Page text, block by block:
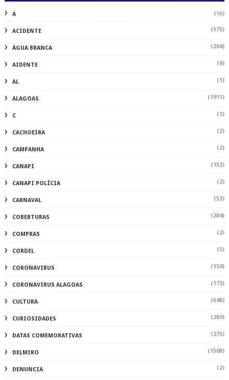
A (16)
ACIDENTE (575)
ÁGUA BRANCA (204)
AIDENTE (9)
AL (1)
ALAGOAS (1911)
C (3)
CACHOEIRA (2)
CAMPANHA (2)
CANAPI (152)
CANAPI POLÍCIA (2)
CARNAVAL (53)
COBERTURAS (284)
COMPRAS (2)
CORDEL (5)
CORONAVIRUS (150)
CORONAVIRUS ALAGOAS (173)
CULTURA (648)
CURIOSIDADES (280)
DATAS COMEMORATIVAS (275)
DELMIRO (1508)
DENUNCIA (2)